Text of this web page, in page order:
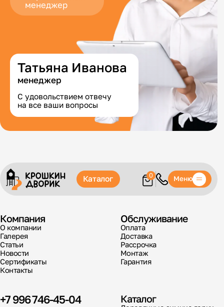
менеджер
Татьяна Иванова
менеджер
С удовольствием отвечу
на все ваши вопросы
Каталог 0 Меню
+7 996 746-45-04
Компания
О компании
Галерея
Статьи
Новости
Сертификаты
Контакты
Обслуживание
Оплата
Доставка
Рассрочка
Монтаж
Гарантия
Каталог